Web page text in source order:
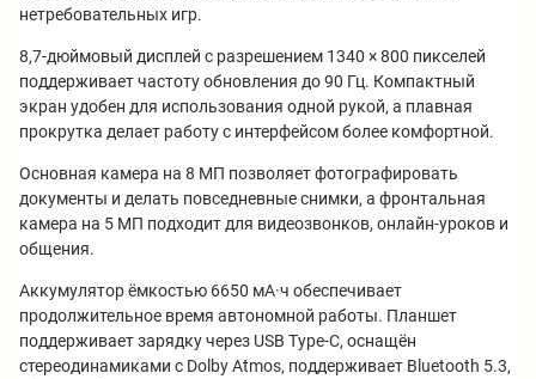
нетребовательных игр.
8,7-дюймовый дисплей с разрешением 1340 × 800 пикселей
поддерживает частоту обновления до 90 Гц. Компактный
экран удобен для использования одной рукой, а плавная
прокрутка делает работу с интерфейсом более комфортной.
Основная камера на 8 МП позволяет фотографировать
документы и делать повседневные снимки, а фронтальная
камера на 5 МП подходит для видеозвонков, онлайн-уроков и
общения.
Аккумулятор ёмкостью 6650 мА·ч обеспечивает
продолжительное время автономной работы. Планшет
поддерживает зарядку через USB Type-C, оснащён
стереодинамиками с Dolby Atmos, поддерживает Bluetooth 5.3,